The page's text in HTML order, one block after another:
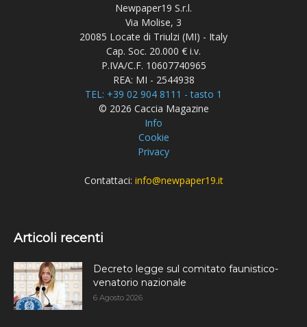
Newpaper19 S.r.l.
Via Molise, 3
20085 Locate di Triulzi (MI) - Italy
Cap. Soc. 20.000 € i.v.
P.IVA/C.F. 10607740965
REA: MI - 2544938
TEL: +39 02 904 8111 - tasto 1
© 2026 Caccia Magazine
Info
Cookie
Privacy
Contattaci: info@newpaper19.it
Articoli recenti
Decreto legge sul comitato faunistico-
venatorio nazionale
6 Agosto 2026